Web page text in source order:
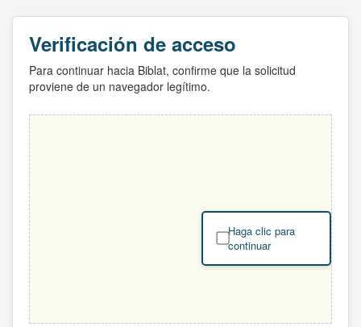
Verificación de acceso
Para continuar hacia Biblat, confirme que la solicitud
proviene de un navegador legítimo.
Haga clic para
continuar